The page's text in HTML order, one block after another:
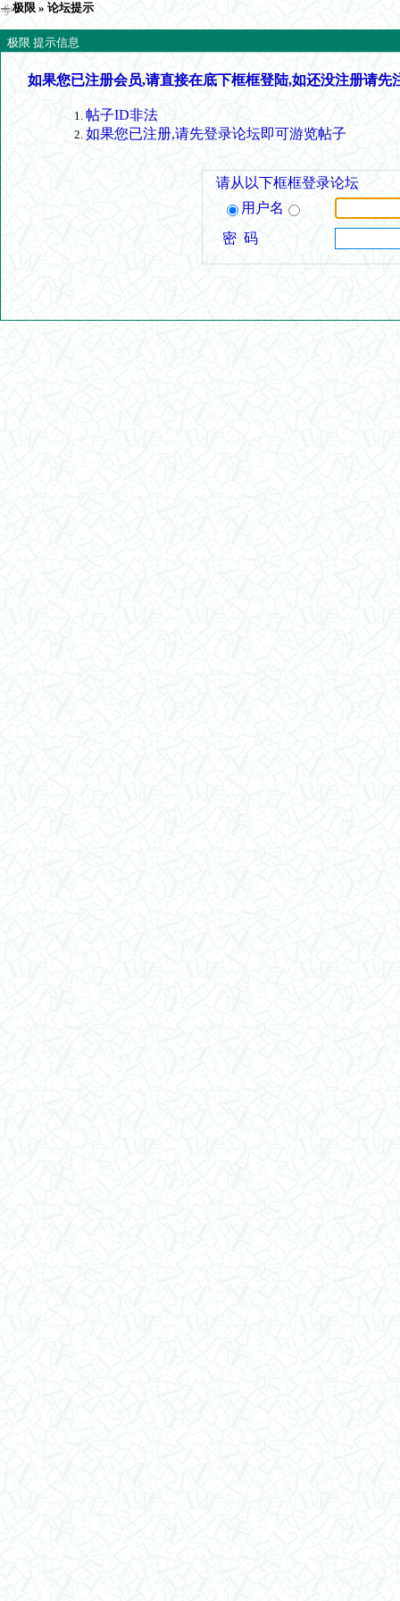
极限 » 论坛提示
极限 提示信息
如果您已注册会员,请直接在底下框框登陆,如还没注册请先
帖子ID非法
如果您已注册,请先登录论坛即可游览帖子
请从以下框框登录论坛
用户名
密 码